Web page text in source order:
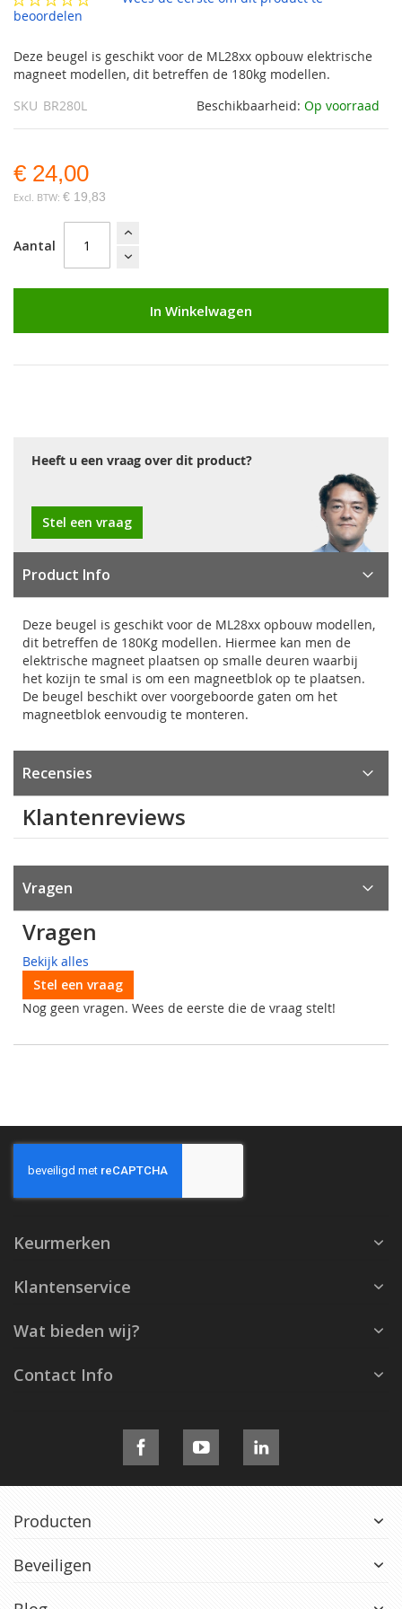
gallerij
beoordelen
Deze beugel is geschikt voor de ML28xx opbouw elektrische
magneet modellen, dit betreffen de 180kg modellen.
Beschikbaarheid: Op voorraad
SKU BR280L
€ 24,00
€ 19,83
Aantal
In Winkelwagen
Heeft u een vraag over dit product?
Stel een vraag
Product Info
Deze beugel is geschikt voor de ML28xx opbouw modellen,
dit betreffen de 180Kg modellen. Hiermee kan men de
elektrische magneet plaatsen op smalle deuren waarbij
het kozijn te smal is om een magneetblok op te plaatsen.
De beugel beschikt over voorgeboorde gaten om het
magneetblok eenvoudig te monteren.
Recensies
Klantenreviews
Vragen
Vragen
Bekijk alles
Stel een vraag
Nog geen vragen. Wees de eerste die de vraag stelt!
Keurmerken
Klantenservice
Wat bieden wij?
Contact Info
Producten
Beveiligen